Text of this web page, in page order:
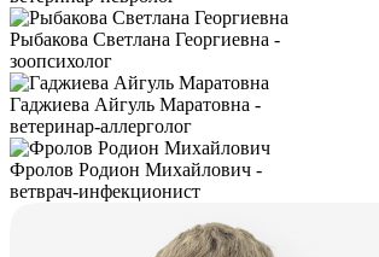
Рыбакова Светлана Георгиевна -
зоопсихолог
Гаджиева Айгуль Маратовна -
ветеринар-аллерголог
Фролов Родион Михайлович -
ветврач-инфекционист